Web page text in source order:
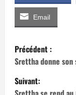
Email
N
a
v
Précédent :
Srettha donne son
Suivant: